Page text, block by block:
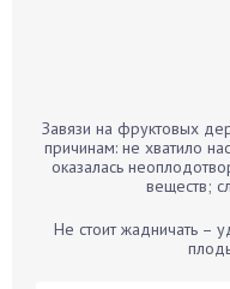
Бархатцы
Бегония
Бирючина
Завязи на фруктовых
причинам: не хватило
оказалась
веществ;
Не стоит жадничать –